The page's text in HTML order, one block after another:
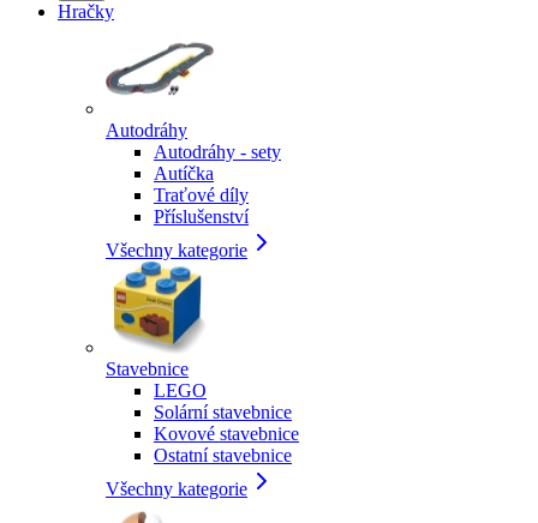
Hračky
Autodráhy
Autodráhy - sety
Autíčka
Traťové díly
Příslušenství
Všechny kategorie
Stavebnice
LEGO
Solární stavebnice
Kovové stavebnice
Ostatní stavebnice
Všechny kategorie